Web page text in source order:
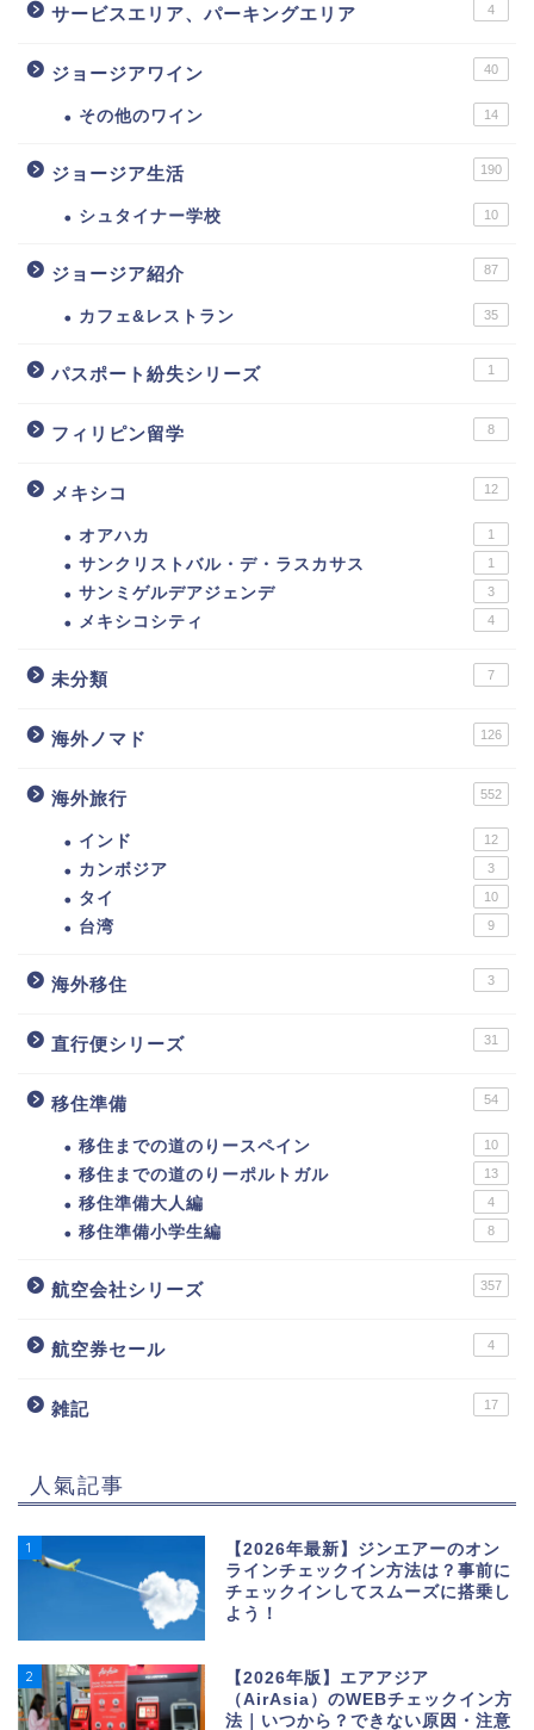
サービスエリア、パーキングエリア 4
ジョージアワイン 40
その他のワイン 14
ジョージア生活 190
シュタイナー学校 10
ジョージア紹介 87
カフェ&レストラン 35
パスポート紛失シリーズ 1
フィリピン留学 8
メキシコ 12
オアハカ 1
サンクリストバル・デ・ラスカサス 1
サンミゲルデアジェンデ 3
メキシコシティ 4
未分類 7
海外ノマド 126
海外旅行 552
インド 12
カンボジア 3
タイ 10
台湾 9
海外移住 3
直行便シリーズ 31
移住準備 54
移住までの道のりースペイン 10
移住までの道のりーポルトガル 13
移住準備大人編 4
移住準備小学生編 8
航空会社シリーズ 357
航空券セール 4
雑記 17
人氣記事
1
【2026年最新】ジンエアーのオン
ラインチェックイン方法は？事前に
チェックインしてスムーズに搭乗し
よう！
2
【2026年版】エアアジア
（AirAsia）のWEBチェックイン方
法｜いつから？できない原因・注意